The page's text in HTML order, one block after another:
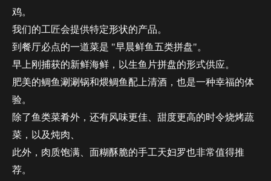
鸡。
我们的工匠会提供特定形状的产品。
到餐厅必点的一道菜是 "早晨鲜鱼五类拼盘"。
早上刚捕获的新鲜海鲜，以生鱼片拼盘的形式供应。
肥美的鲷鱼涮涮锅和煨鲷鱼配上清酒，也是一种幸福的体
验。
除了鱼类菜肴外，还有风味更佳、甜度更高的时令烧烤蔬
菜，以及炖肉、
此外，肉质饱满、面糊酥脆的手工天妇罗也非常值得推
荐。